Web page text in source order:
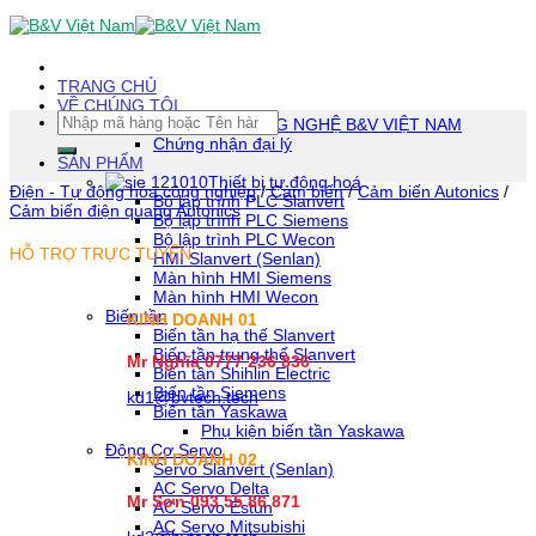
Skip
To
(tạm
dịch)
TRANG CHỦ
VỀ CHÚNG TÔI
CÔNG TY TNHH CÔNG NGHỆ B&V VIỆT NAM
Chứng nhận đại lý
SẢN PHẨM
Thiết bị tự động hoá
Bộ lập trình PLC Slanvert
Bộ lập trình PLC Siemens
Bộ lập trình PLC Wecon
HMI Slanvert (Senlan)
Màn hình HMI Siemens
Màn hình HMI Wecon
Biến tần
Biến tần hạ thế Slanvert
Biến tần trung thế Slanvert
Biến tần Shihlin Electric
Biến tần Siemens
Biến tần Yaskawa
Phụ kiện biến tần Yaskawa
Động Cơ Servo
Servo Slanvert (Senlan)
AC Servo Delta
AC Servo Estun
AC Servo Mitsubishi
Tìm
kiếm:
Điện - Tự động hóa công nghiệp / Cảm biến / Cảm biến Autonics /
Cảm biến điện quang Autonics
HỖ TRỢ TRỰC TUYẾN
KINH DOANH 01
Mr Nghĩa 0777 236 836
kd1@bvtech.tech
KINH DOANH 02
Mr Sơn093 55 86 871